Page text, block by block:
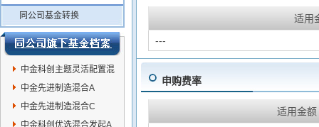
同公司基金转换
中金科创主题灵活配置混
合(LOF)
中金先进制造混合A
中金先进制造混合C
中金科创优选混合发起A
适用
---
申购费率
适用金额